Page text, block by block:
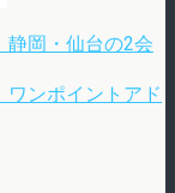
岡・仙台の2会
ンポイントアド